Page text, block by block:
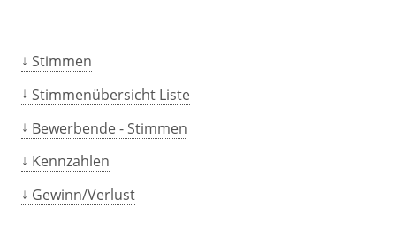
Stimmen
Stimmenübersicht Liste
Bewerbende - Stimmen
Kennzahlen
Gewinn/Verlust